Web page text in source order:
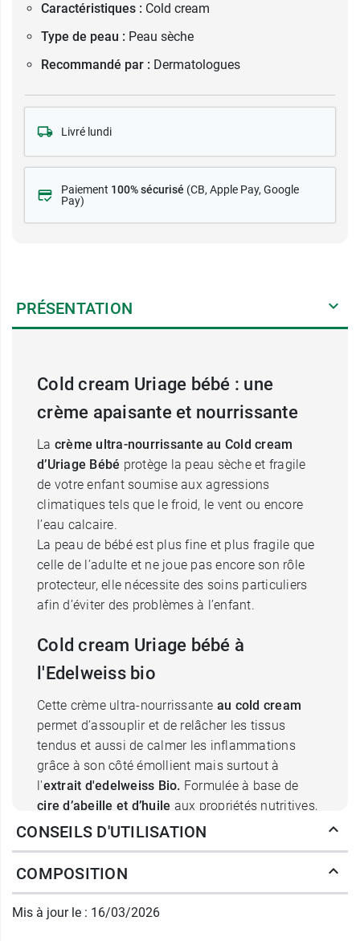
Caractéristiques : Cold cream
Type de peau : Peau sèche
Recommandé par : Dermatologues
Livré lundi
Paiement 100% sécurisé (CB, Apple Pay, Google
Pay)
PRÉSENTATION
Cold cream Uriage bébé : une
crème apaisante et nourrissante
La crème ultra-nourrissante au Cold cream
d’Uriage Bébé protège la peau sèche et fragile
de votre enfant soumise aux agressions
climatiques tels que le froid, le vent ou encore
l’eau calcaire.
La peau de bébé est plus fine et plus fragile que
celle de l’adulte et ne joue pas encore son rôle
protecteur, elle nécessite des soins particuliers
afin d’éviter des problèmes à l’enfant.
Cold cream Uriage bébé à
l'Edelweiss bio
Cette crème ultra-nourrissante au cold cream
permet d’assouplir et de relâcher les tissus
tendus et aussi de calmer les inflammations
grâce à son côté émollient mais surtout à
l'extrait d'edelweiss Bio. Formulée à base de
cire d’abeille et d’huile aux propriétés nutritives,
cettecrème Uriage Bébé restaure, d'autre part, le
cream apaise les peaux sensibles et apporte un
CONSEILS D'UTILISATION
COMPOSITION
Mis à jour le : 16/03/2026